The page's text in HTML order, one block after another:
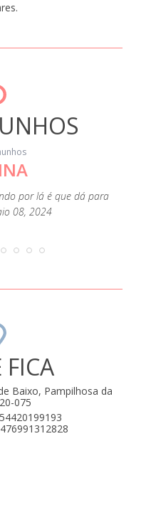
por lá é que dá para
08, 2024
Baixo, Pampilhosa da
075